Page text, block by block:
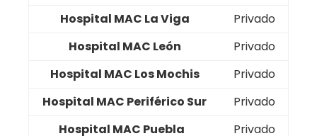
Hospital MAC La Viga
Privado
Hospital MAC León
Privado
Hospital MAC Los Mochis
Privado
Hospital MAC Periférico Sur
Privado
Hospital MAC Puebla
Privado